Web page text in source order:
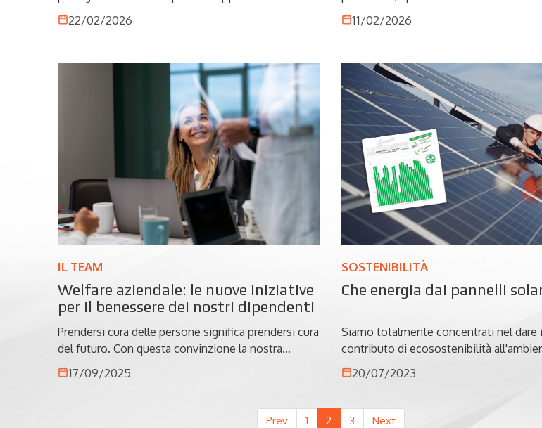
fieristici internazionali
per incontrare clienti, partner e professionisti del
tecnologiche e confrontarci sulle evoluzioni del
mercato a livello globale.
22/02/2026
elementi imprescindibili. Con Quantum
Galdabini introduce una nuova
software intelligente in un’unica
compatta. Un’evoluzione tecnologica
portare l’automazione nei laboratori a
superiore, migliorando efficienza
del dato.
11/02/2026
IL TEAM
Welfare aziendale: le nuove iniziative
per il benessere dei nostri dipendenti
Prendersi cura delle persone significa prendersi cura
del futuro. Con questa convinzione la nostra
azienda ha deciso di rafforzare il proprio impegno
nel welfare aziendale, introducendo nuove
17/09/2025
SOSTENIBILITÀ
Che energia dai pannelli
Siamo totalmente concentrati nel dare
contributo di ecosostenibilità
partendo da azioni semplici per arrivare
maggiori come l'energia prodotta dal
produrre CO2 e di preservare la natura.
20/07/2023
Prev 1 2 3 Next